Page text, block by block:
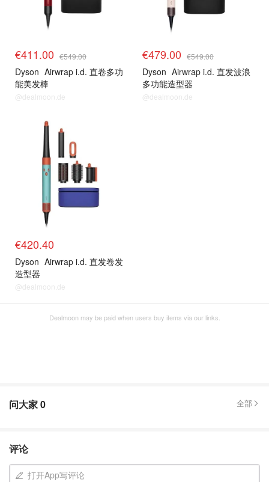
€411.00 €549.00
Dyson Airwrap i.d. 直卷多功
能美发棒
@dealmoon.de
€479.00 €549.00
Dyson Airwrap i.d. 直发波浪
多功能造型器
@dealmoon.de
€420.40
Dyson Airwrap i.d. 直发卷发
造型器
@dealmoon.de
Dealmoon may be paid when users buy items via our links.
问大家0 全部
评论
打开App写评论